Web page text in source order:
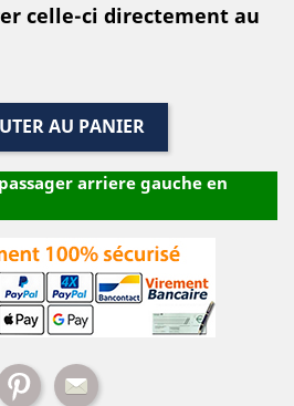
celle-ci directement au
AU PANIER
arriere gauche en
Pinterest